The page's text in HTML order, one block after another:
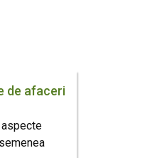
de afaceri